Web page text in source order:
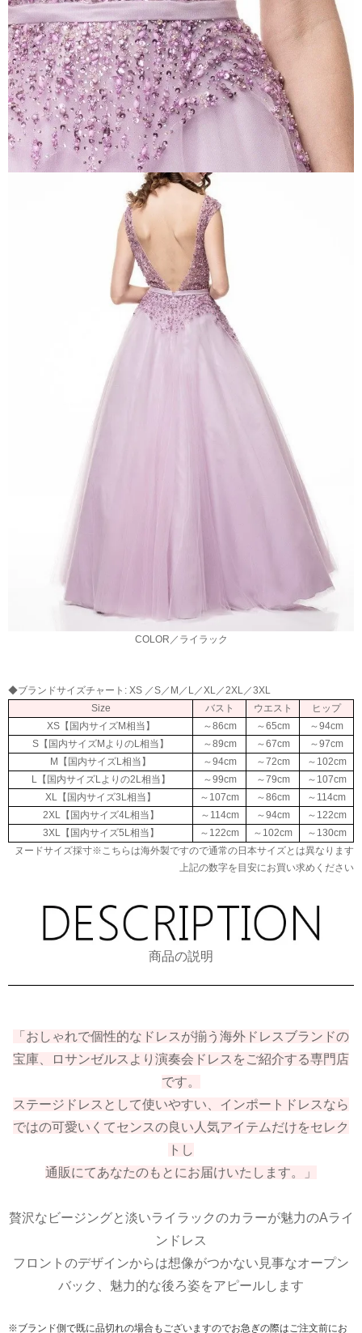
COLOR／ライラック
◆ブランドサイズチャート: XS ／S／M／L／XL／2XL／3XL
Size
バスト ウエスト
ヒップ
XS【国内サイズM相当】
～86cm ～65cm
～94cm
S【国内サイズMよりのL相当】
～89cm ～67cm
～97cm
M【国内サイズL相当】
～94cm ～72cm
～102cm
L【国内サイズLよりの2L相当】
～99cm ～79cm
～107cm
XL【国内サイズ3L相当】
～107cm ～86cm
～114cm
2XL【国内サイズ4L相当】
～114cm ～94cm
～122cm
3XL【国内サイズ5L相当】
～122cm ～102cm
～130cm
ヌードサイズ採寸※こちらは海外製ですので通常の日本サイズとは異なります
上記の数字を目安にお買い求めください
商品の説明
「おしゃれで個性的なドレスが揃う海外ドレスブランドの
宝庫、ロサンゼルスより演奏会ドレスをご紹介する専門店
です。
ステージドレスとして使いやすい、インポートドレスなら
ではの可愛いくてセンスの良い人気アイテムだけをセレク
トし
通販にてあなたのもとにお届けいたします。」
贅沢なビージングと淡いライラックのカラーが魅力のAライ
ンドレス
フロントのデザインからは想像がつかない見事なオープン
バック、魅力的な後ろ姿をアピールします
※ブランド側で既に品切れの場合もございますのでお急ぎの際はご注文前にお